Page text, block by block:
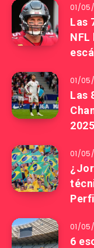
01/
Las
01/
Las
01/
01/
6